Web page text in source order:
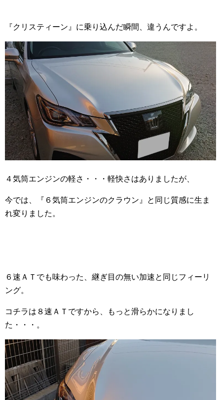
『クリスティーン』に乗り込んだ瞬間、違うんですよ。
４気筒エンジンの軽さ・・・軽快さはありましたが、
今では、『６気筒エンジンのクラウン』と同じ質感に生ま
れ変りました。
６速ＡＴでも味わった、継ぎ目の無い加速と同じフィーリ
ング。
コチラは８速ＡＴですから、もっと滑らかになりまし
た・・・。